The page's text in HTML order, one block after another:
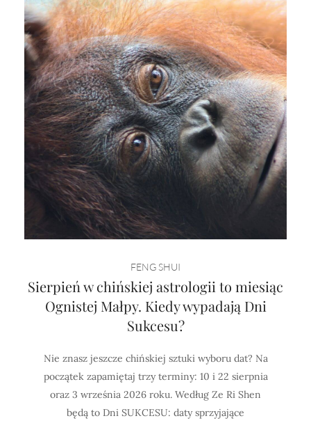
FENG SHUI
Sierpień w chińskiej astrologii to miesiąc
Ognistej Małpy. Kiedy wypadają Dni
Sukcesu?
Nie znasz jeszcze chińskiej sztuki wyboru dat? Na
początek zapamiętaj trzy terminy: 10 i 22 sierpnia
oraz 3 września 2026 roku. Według Ze Ri Shen
będą to Dni SUKCESU: daty sprzyjające